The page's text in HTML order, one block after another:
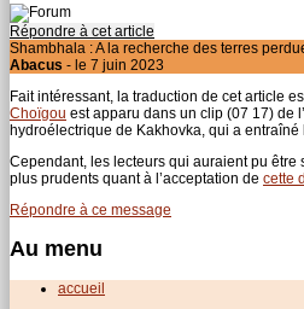
Répondre à cet article
Shambhala : A la recherche des terres
Abacus - le 7 juin 2023
Fait intéressant, la traduction de cet article
Choïgou est apparu dans un clip (07 17) de
hydroélectrique de Kakhovka, qui a
Cependant, les lecteurs qui auraient pu
plus prudents quant à l’acceptation de cette
Répondre à ce message
Au menu
accueil